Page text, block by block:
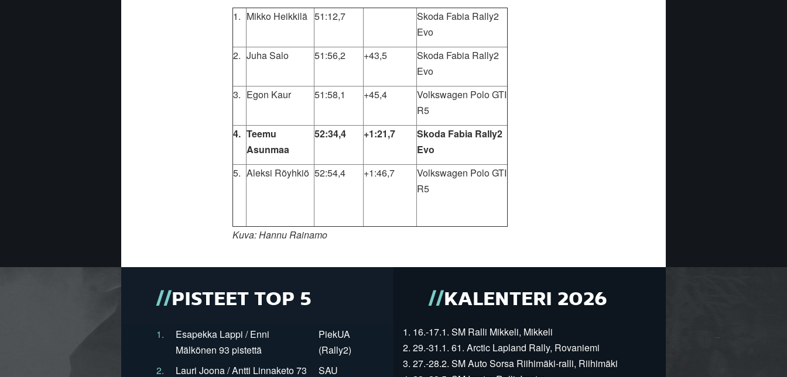
1. Mikko Heikkilä 51:12,7
Skoda Fabia Rally2
Evo
2. Juha Salo 51:56,2 +43,5
Skoda Fabia Rally2
Evo
3. Egon Kaur 51:58,1 +45,4
Volkswagen Polo GTI
R5
4. Teemu
Asunmaa
52:34,4 +1:21,7
Skoda Fabia Rally2
Evo
5. Aleksi Röyhkiö 52:54,4 +1:46,7
Volkswagen Polo GTI
R5
Kuva: Hannu Rainamo
PISTEET TOP 5
1.
Esapekka Lappi / Enni
Mälkönen 93 pistettä
PiekUA
(Rally2)
2.
Lauri Joona / Antti Linnaketo 73
SAU
KALENTERI 2026
1. 16.-17.1. SM Ralli Mikkeli, Mikkeli
2. 29.-31.1. 61. Arctic Lapland Rally, Rovaniemi
3. 27.-28.2. SM Auto Sorsa Riihimäki-ralli, Riihimäki